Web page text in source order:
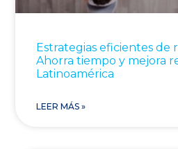
Estrategias eficientes de
Ahorra tiempo y mejora
Latinoamérica
LEER MÁS »